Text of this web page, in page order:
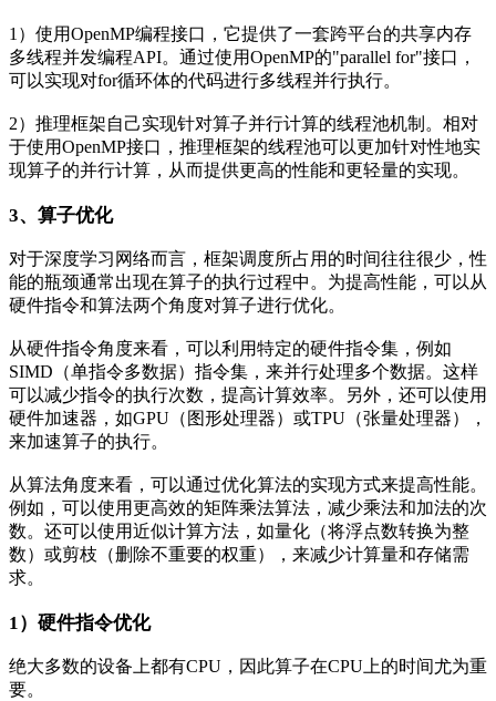
1）使用OpenMP编程接口，它提供了一套跨平台的共享内存
多线程并发编程API。通过使用OpenMP的"parallel for"接口，
可以实现对for循环体的代码进行多线程并行执行。
2）推理框架自己实现针对算子并行计算的线程池机制。相对
于使用OpenMP接口，推理框架的线程池可以更加针对性地实
现算子的并行计算，从而提供更高的性能和更轻量的实现。
3、算子优化
对于深度学习网络而言，框架调度所占用的时间往往很少，性
能的瓶颈通常出现在算子的执行过程中。为提高性能，可以从
硬件指令和算法两个角度对算子进行优化。
从硬件指令角度来看，可以利用特定的硬件指令集，例如
SIMD（单指令多数据）指令集，来并行处理多个数据。这样
可以减少指令的执行次数，提高计算效率。另外，还可以使用
硬件加速器，如GPU（图形处理器）或TPU（张量处理器），
来加速算子的执行。
从算法角度来看，可以通过优化算法的实现方式来提高性能。
例如，可以使用更高效的矩阵乘法算法，减少乘法和加法的次
数。还可以使用近似计算方法，如量化（将浮点数转换为整
数）或剪枝（删除不重要的权重），来减少计算量和存储需
求。
1）硬件指令优化
绝大多数的设备上都有CPU，因此算子在CPU上的时间尤为重
要。